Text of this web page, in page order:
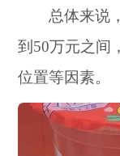
总体来说，
到50万元之间
位置等因素。